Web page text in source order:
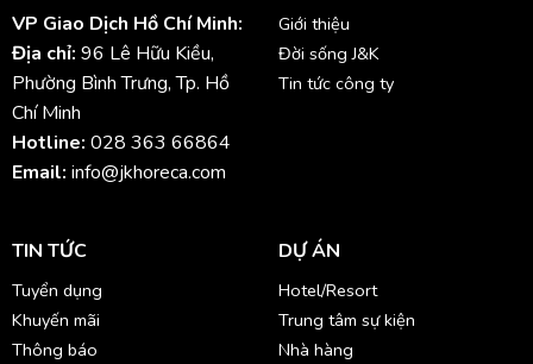
VP Giao Dịch Hồ Chí Minh:
Địa chỉ: 96 Lê Hữu Kiều,
Phường Bình Trưng, Tp. Hồ
Chí Minh
Hotline: 028 363 66864
Email: info@jkhoreca.com
Giới thiệu
Đời sống J&K
Tin tức công ty
TIN TỨC
Tuyển dụng
Khuyến mãi
Thông báo
DỰ ÁN
Hotel/Resort
Trung tâm sự kiện
Nhà hàng